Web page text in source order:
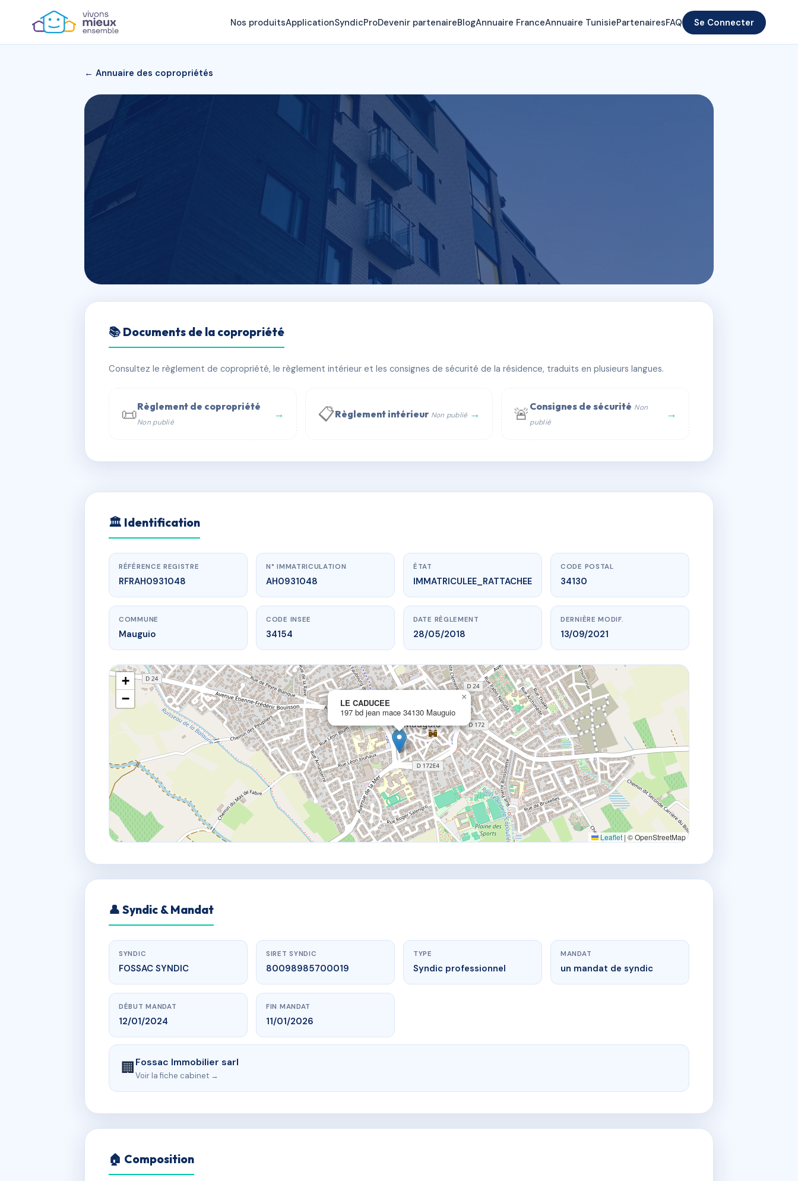
Nos produitsApplicationSyndicProDevenir partenaireBlogAnnuaire FranceAnnuaire TunisiePartenairesFAQ Se Connecter
← Annuaire des copropriétés
LE CADUCEE
📍 197 bd jean mace 34130 Mauguio
📞 Contacter Syndic Digital 💬 WhatsApp
📚 Documents de la copropriété
Consultez le règlement de copropriété, le règlement intérieur et les consignes de sécurité de la résidence, traduits en plusieurs langues.
📜Règlement de copropriété
Non publié
→ 📋Règlement intérieur Non publié → 🚨 Consignes de sécurité Non
publié
→
AH0931048 🇫🇷
www.vme.plus/AH0931048
LE CADUCEE
197 bd jean mace34130 Mauguio
🏛 Identification
RÉFÉRENCE REGISTRE
RFRAH0931048
N° IMMATRICULATION
AH0931048
ÉTAT
IMMATRICULEE_RATTACHEE
CODE POSTAL
34130
COMMUNE
Mauguio
CODE INSEE
34154
DATE RÈGLEMENT
28/05/2018
DERNIÈRE MODIF.
13/09/2021
LE CADUCEE
197 bd jean mace 34130 Mauguio
×
+
−
Leaflet | © OpenStreetMap
👤 Syndic & Mandat
SYNDIC
FOSSAC SYNDIC
SIRET SYNDIC
80098985700019
TYPE
Syndic professionnel
MANDAT
un mandat de syndic
DÉBUT MANDAT
12/01/2024
FIN MANDAT
11/01/2026
🏢Fossac Immobilier sarl
Voir la fiche cabinet →
🏠 Composition